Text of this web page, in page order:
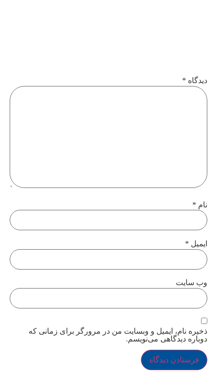
دیدگاه*
نام*
ایمیل *
وب‌ سایت
ذخیره نام، ایمیل و وبسایت من در مرورگر برای زمانی که
دوباره دیدگاهی می‌نویسم.